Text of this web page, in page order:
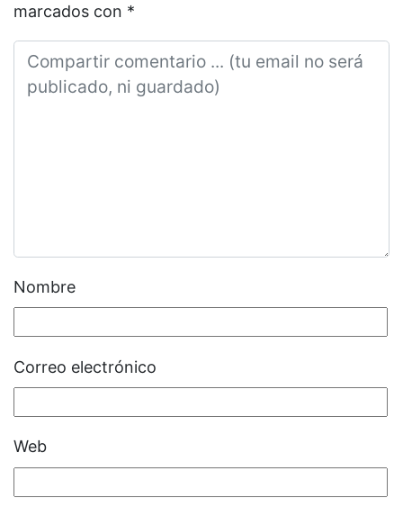
marcados con *
Nombre
Correo electrónico
Web